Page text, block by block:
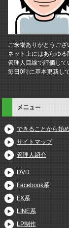
ご来場ありがとうござ
ネット上にはあらゆる
管理人目線で評価して
毎日0時に基本更新し
メニュー
できることから始
サイトマップ
管理人紹介
DVD
Facebook系
FX系
LINE系
LP制作